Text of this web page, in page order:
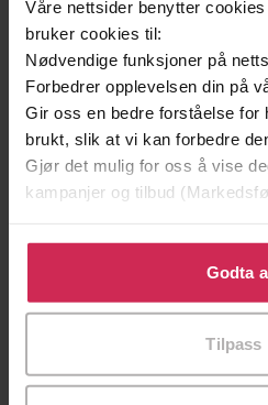
Våre nettsider benytter
bruker cookies til:
Nødvendige funksjoner på
Forbedrer opplevelsen din på
Gir oss en bedre forståelse for
brukt, slik at vi kan forbedre
Gjør det mulig for oss å vise
kampanjer og tilbud
Klikk på «Godta alle» for å gi
bruke cookies for alle disse
tilpasse ditt samtykke til
Godta
Tilpass
199,-
Minnesota
Forfattere Arthur Conan